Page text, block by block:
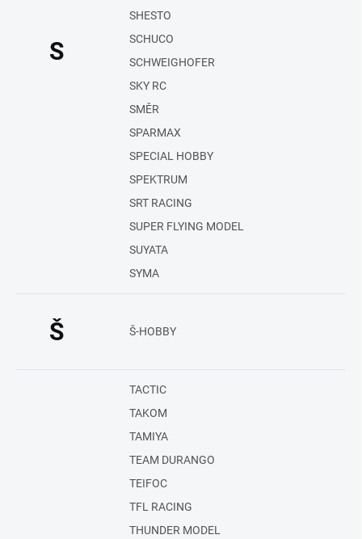
S
SHESTO
SCHUCO
SCHWEIGHOFER
SKY RC
SMĚR
SPARMAX
SPECIAL HOBBY
SPEKTRUM
SRT RACING
SUPER FLYING MODEL
SUYATA
SYMA
Š Š-HOBBY
TACTIC
TAKOM
TAMIYA
TEAM DURANGO
TEIFOC
TFL RACING
THUNDER MODEL